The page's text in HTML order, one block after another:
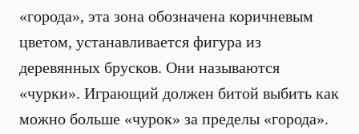
«города», эта зона обозначена коричневым
цветом, устанавливается фигура из
деревянных брусков. Они называются
«чурки». Играющий должен битой выбить как
можно больше «чурок» за пределы «города».